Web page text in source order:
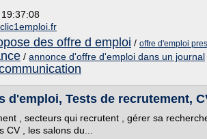
des offre d emploi / offre d'emploi
/ annonce d'offre d'emploi dans un journal
d'emploi, Tests de recrutement,
, secteurs qui recrutent , gérer sa
CV , les salons du...